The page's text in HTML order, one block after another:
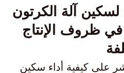
لسكين آلة الكرتون
ظروف الإنتاج
على كيفية أداء سكين